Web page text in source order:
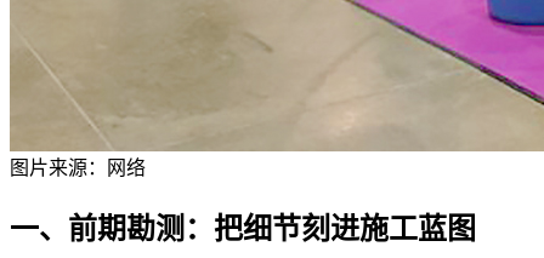
图片来源：网络
一、前期勘测：把细节刻进施工蓝图